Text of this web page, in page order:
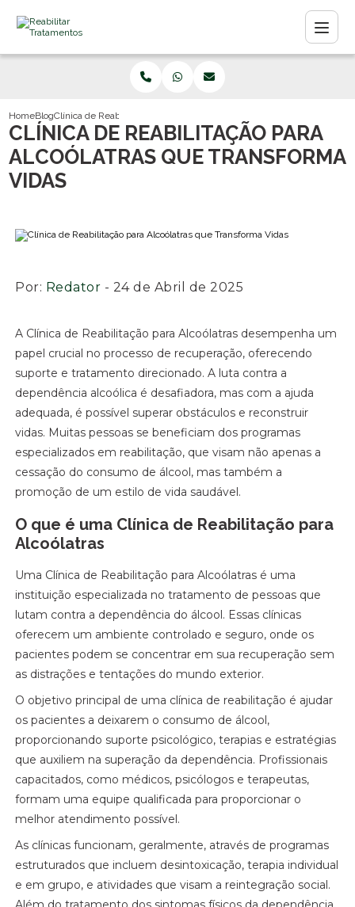
HomeBlogClínica de Reabilitação para Alcoólatras que Transforma Vidas
CLÍNICA DE REABILITAÇÃO PARA
ALCOÓLATRAS QUE TRANSFORMA
VIDAS
Por: Redator - 24 de Abril de 2025
A Clínica de Reabilitação para Alcoólatras desempenha um
papel crucial no processo de recuperação, oferecendo
suporte e tratamento direcionado. A luta contra a
dependência alcoólica é desafiadora, mas com a ajuda
adequada, é possível superar obstáculos e reconstruir
vidas. Muitas pessoas se beneficiam dos programas
especializados em reabilitação, que visam não apenas a
cessação do consumo de álcool, mas também a
promoção de um estilo de vida saudável.
O que é uma Clínica de Reabilitação para
Alcoólatras
Uma Clínica de Reabilitação para Alcoólatras é uma
instituição especializada no tratamento de pessoas que
lutam contra a dependência do álcool. Essas clínicas
oferecem um ambiente controlado e seguro, onde os
pacientes podem se concentrar em sua recuperação sem
as distrações e tentações do mundo exterior.
O objetivo principal de uma clínica de reabilitação é ajudar
os pacientes a deixarem o consumo de álcool,
proporcionando suporte psicológico, terapias e estratégias
que auxiliem na superação da dependência. Profissionais
capacitados, como médicos, psicólogos e terapeutas,
formam uma equipe qualificada para proporcionar o
melhor atendimento possível.
As clínicas funcionam, geralmente, através de programas
estruturados que incluem desintoxicação, terapia individual
e em grupo, e atividades que visam a reintegração social.